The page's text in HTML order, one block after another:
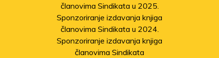
članovima Sindikata u 2025.
Sponzoriranje izdavanja knjiga
članovima Sindikata u 2024.
Sponzoriranje izdavanja knjiga
članovima Sindikata